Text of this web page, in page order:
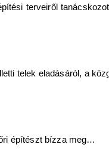
terveiről
telek eladásáról, a
építészt bízza meg…